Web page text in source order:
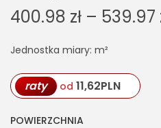
400.98 zł – 539.97
Jednostka miary: m²
raty od 11,62PLN
POWIERZCHNIA